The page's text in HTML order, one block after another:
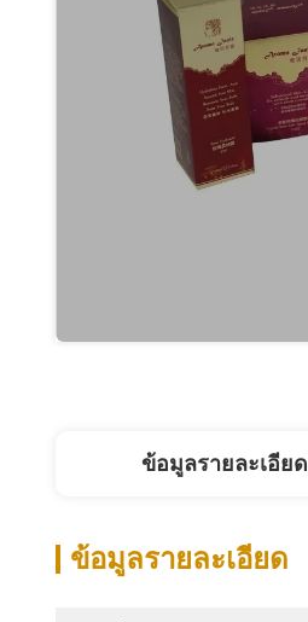
ข้อมูลรายละเอียด
ข้อมูลรายละเอียด